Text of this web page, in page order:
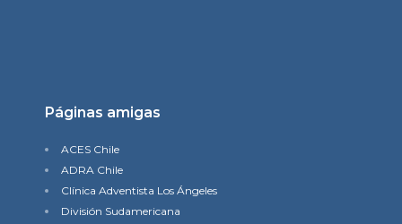
Páginas amigas
ACES Chile
ADRA Chile
Clínica Adventista Los Ángeles
División Sudamericana